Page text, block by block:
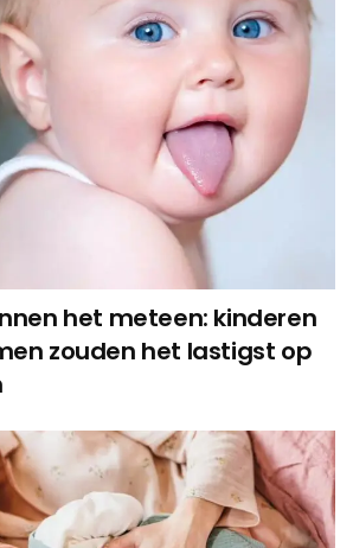
het meteen: kinderen
zouden het lastigst op